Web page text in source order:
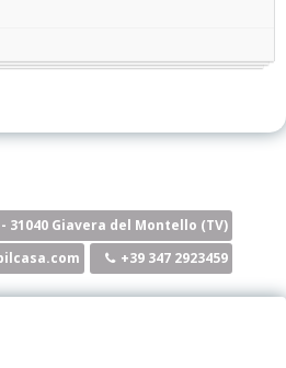
31040 Giavera del Montello (TV)
+39 347 2923459